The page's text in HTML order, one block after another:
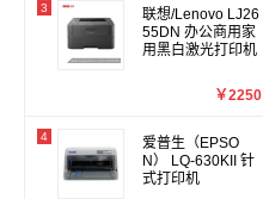
3
联想/Lenovo LJ26
55DN 办公商用家
用黑白激光打印机
￥2250
4
爱普生（EPSO
N） LQ-630KII 针
式打印机